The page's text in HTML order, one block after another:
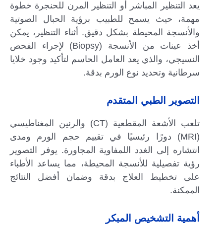
يعد التنظير المباشر أو التنظير المرن للحنجرة خطوة
مهمة، حيث يسمح للطبيب برؤية الحبال الصوتية
والأنسجة المحيطة بشكل دقيق. أثناء التنظير، يمكن
أخذ عينات من الأنسجة (Biopsy) لإجراء الفحص
النسيجي، والذي يعد العامل الحاسم لتأكيد وجود خلايا
سرطانية وتحديد نوع الورم بدقة.
التصوير الطبي المتقدم
تلعب الأشعة المقطعية (CT) والرنين المغناطيسي
(MRI) دورًا رئيسيًا في تقييم حجم الورم ومدى
انتشاره إلى الغدد اللمفاوية المجاورة. يوفر التصوير
رؤية تفصيلية للأنسجة المحيطة، مما يساعد الأطباء
على تخطيط العلاج بدقة وضمان أفضل النتائج
الممكنة.
أهمية التشخيص المبكر